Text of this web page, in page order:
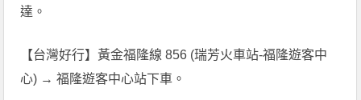
達。
【台灣好行】黃金福隆線 856 (瑞芳火車站-福隆遊客中
心) → 福隆遊客中心站下車。